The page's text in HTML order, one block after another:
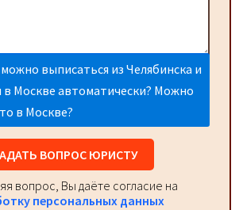
выписаться из Челябинска и
в Москве автоматически? Можно
в Москве?
ВОПРОС ЮРИСТУ
вопрос, Вы даёте согласие на
персональных данных